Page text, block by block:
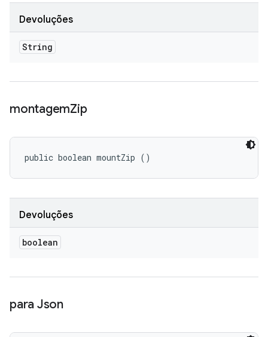
Devoluções
String
montagemZip
public boolean mountZip ()
Devoluções
boolean
para Json